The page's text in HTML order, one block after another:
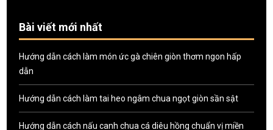
Bài viết mới nhất
Hướng dẫn cách làm món ức gà chiên giòn thơm ngon hấp
dẫn
Hướng dẫn cách làm tai heo ngâm chua ngọt giòn sần sật
Hướng dẫn cách nấu canh chua cá diêu hồng chuẩn vị miền